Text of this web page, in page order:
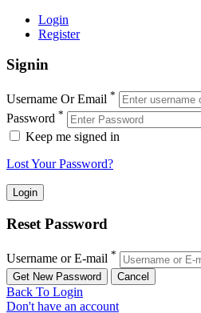
Login
Register
Signin
Username Or Email *
Password *
Keep me signed in
Lost Your Password?
Reset Password
Username or E-mail *
Back To Login
Don't have an account